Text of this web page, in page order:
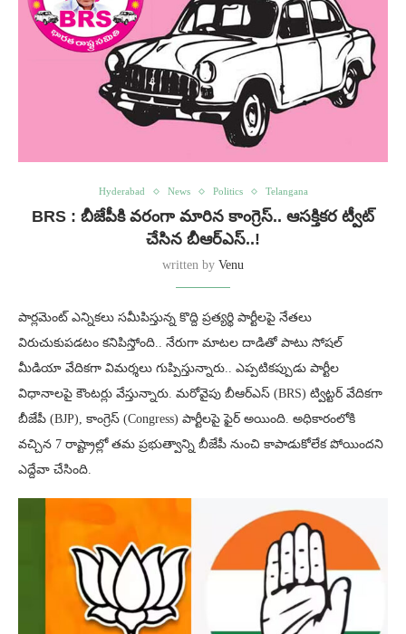
Hyderabad News Politics Telangana
BRS : బీజేపీకి వరంగా మారిన కాంగ్రెస్.. ఆసక్తికర ట్వీట్
చేసిన బీఆర్ఎస్..!
written by Venu
పార్లమెంట్ ఎన్నికలు సమీపిస్తున్న కొద్ది ప్రత్యర్థి పార్టీలపై నేతలు
విరుచుకుపడటం కనిపిస్తోంది.. నేరుగా మాటల దాడితో పాటు సోషల్
మీడియా వేదికగా విమర్శలు గుప్పిస్తున్నారు.. ఎప్పటికప్పుడు పార్టీల
విధానాలపై కౌంటర్లు వేస్తున్నారు. మరోవైపు బీఆర్ఎస్ (BRS) ట్విట్టర్ వేదికగా
బీజేపీ (BJP), కాంగ్రెస్ (Congress) పార్టీలపై ఫైర్ అయింది. అధికారంలోకి
వచ్చిన 7 రాష్ట్రాల్లో తమ ప్రభుత్వాన్ని బీజేపీ నుంచి కాపాడుకోలేక పోయిందని
ఎద్దేవా చేసింది.